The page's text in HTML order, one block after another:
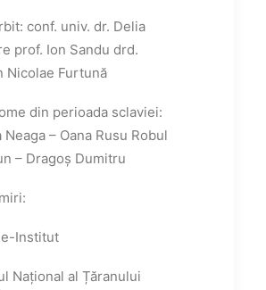
conf. univ. dr. Delia
prof. Ion Sandu drd.
Nicolae Furtună
din perioada sclaviei:
Neaga – Oana Rusu Robul
– Dragoș Dumitru
Institut
Național al Țăranului